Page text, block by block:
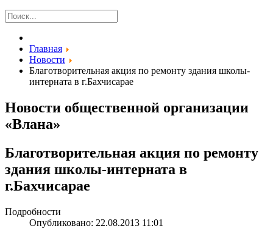
Главная
Новости
Благотворительная акция по ремонту здания школы-
интерната в г.Бахчисарае
Новости общественной организации
«Влана»
Благотворительная акция по ремонту
здания школы-интерната в
г.Бахчисарае
Подробности
Опубликовано: 22.08.2013 11:01